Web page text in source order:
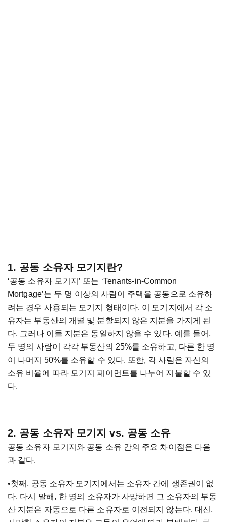
1. 공동 소유자 모기지란?
‘공동 소유자 모기지’ 또는 ‘Tenants-in-Common
Mortgage’는 두 명 이상의 사람이 주택을 공동으로 소유하
려는 경우 사용되는 모기지 형태이다. 이 모기지에서 각 소
유자는 부동산의 개별 및 분할되지 않은 지분을 가지게 된
다. 그러나 이들 지분은 동일하지 않을 수 있다. 예를 들어,
두 명의 사람이 각각 부동산의 25%를 소유하고, 다른 한 명
이 나머지 50%를 소유할 수 있다. 또한, 각 사람은 자신의
소유 비율에 따라 모기지 페이먼트를 나누어 지불할 수 있
다.
2. 공동 소유자 모기지 vs. 공동 소유
공동 소유자 모기지와 공동 소유 간의 주요 차이점은 다음
과 같다.
•첫째, 공동 소유자 모기지에서는 소유자 간에 생존권이 없
다. 다시 말해, 한 명의 소유자가 사망하면 그 소유자의 부동
산 지분은 자동으로 다른 소유자로 이전되지 않는다. 대신,